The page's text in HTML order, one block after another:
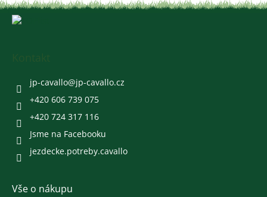
jp-cavallo@jp-cavallo.cz
+420 606 739 075
+420 724 317 116
Jsme na Facebooku
jezdecke.potreby.cavallo
Vše o nákupu